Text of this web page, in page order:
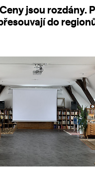
jsou rozdány.
do